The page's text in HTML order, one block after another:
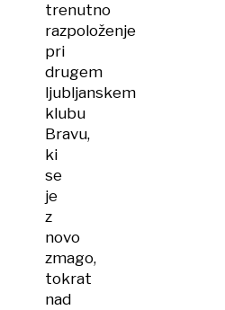
trenutno
razpoloženje
pri
drugem
ljubljanskem
klubu
Bravu,
ki
se
je
z
novo
zmago,
tokrat
nad